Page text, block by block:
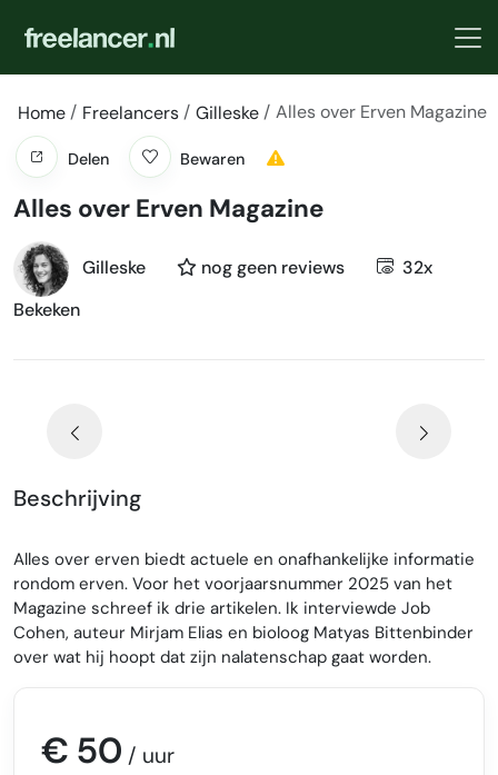
Home Freelancers Gilleske Alles over Erven Magazine
Delen Bewaren
Alles over Erven Magazine
Gilleske nog geen reviews
32x
Bekeken
Beschrijving
Alles over erven biedt actuele en onafhankelijke informatie
rondom erven. Voor het voorjaarsnummer 2025 van het
Magazine schreef ik drie artikelen. Ik interviewde Job
Cohen, auteur Mirjam Elias en bioloog Matyas Bittenbinder
over wat hij hoopt dat zijn nalatenschap gaat worden.
€ 50 / uur